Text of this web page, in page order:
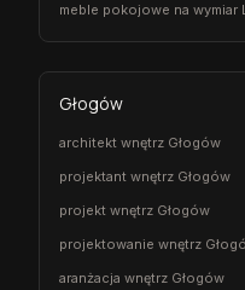
meble pokojowe na wymiar
Głogów
architekt wnętrz Głogów
projektant wnętrz Głogów
projekt wnętrz Głogów
projektowanie wnętrz
aranżacja wnętrz Głogów